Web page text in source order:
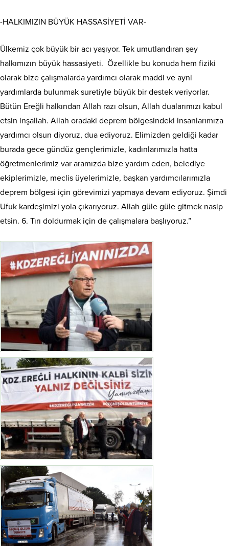
-HALKIMIZIN BÜYÜK HASSASİYETİ VAR-
Ülkemiz çok büyük bir acı yaşıyor. Tek umutlandıran şey
halkımızın büyük hassasiyeti. Özellikle bu konuda hem fiziki
olarak bize çalışmalarda yardımcı olarak maddi ve ayni
yardımlarda bulunmak suretiyle büyük bir destek veriyorlar.
Bütün Ereğli halkından Allah razı olsun, Allah dualarımızı kabul
etsin inşallah. Allah oradaki deprem bölgesindeki insanlarımıza
yardımcı olsun diyoruz, dua ediyoruz. Elimizden geldiği kadar
burada gece gündüz gençlerimizle, kadınlarımızla hatta
öğretmenlerimiz var aramızda bize yardım eden, belediye
ekiplerimizle, meclis üyelerimizle, başkan yardımcılarımızla
deprem bölgesi için görevimizi yapmaya devam ediyoruz. Şimdi
Ufuk kardeşimizi yola çıkarıyoruz. Allah güle güle gitmek nasip
etsin. 6. Tırı doldurmak için de çalışmalara başlıyoruz.”